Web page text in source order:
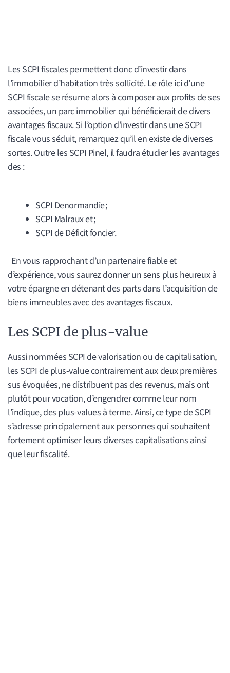
Les SCPI fiscales permettent donc d’investir dans
l’immobilier d’habitation très sollicité. Le rôle ici d’une
SCPI fiscale se résume alors à composer aux profits de ses
associées, un parc immobilier qui bénéficierait de divers
avantages fiscaux. Si l’option d’investir dans une SCPI
fiscale vous séduit, remarquez qu’il en existe de diverses
sortes. Outre les SCPI Pinel, il faudra étudier les avantages
des :
SCPI Denormandie ;
SCPI Malraux et ;
SCPI de Déficit foncier.
En vous rapprochant d’un partenaire fiable et
d’expérience, vous saurez donner un sens plus heureux à
votre épargne en détenant des parts dans l’acquisition de
biens immeubles avec des avantages fiscaux.
Les SCPI de plus-value
Aussi nommées SCPI de valorisation ou de capitalisation,
les SCPI de plus-value contrairement aux deux premières
sus évoquées, ne distribuent pas des revenus, mais ont
plutôt pour vocation, d’engendrer comme leur nom
l’indique, des plus-values à terme. Ainsi, ce type de SCPI
s’adresse principalement aux personnes qui souhaitent
fortement optimiser leurs diverses capitalisations ainsi
que leur fiscalité.